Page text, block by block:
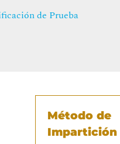
de Prueba
Método de
Impartición